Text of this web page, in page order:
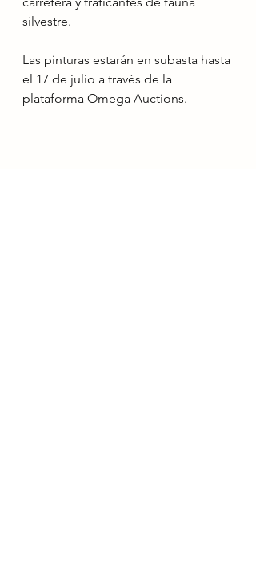
silvestre.
Las pinturas estarán en subasta hasta
el 17 de julio a través de la
plataforma Omega Auctions.